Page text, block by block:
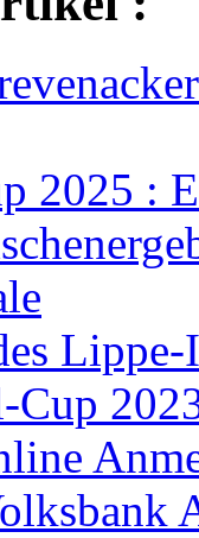
2025 :